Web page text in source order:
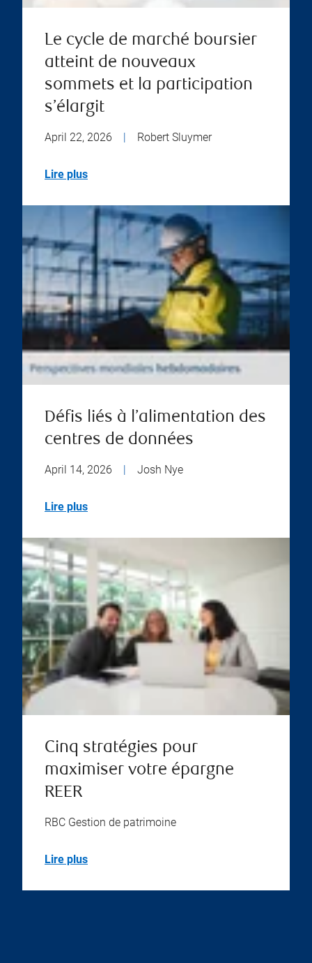
Le cycle de marché boursier
atteint de nouveaux
sommets et la participation
s’élargit
April 22, 2026 | Robert Sluymer
Lire plus
Défis liés à l’alimentation des
centres de données
April 14, 2026 Josh Nye
Lire plus
Cinq stratégies pour
maximiser votre épargne
REER
RBC Gestion de patrimoine
Lire plus